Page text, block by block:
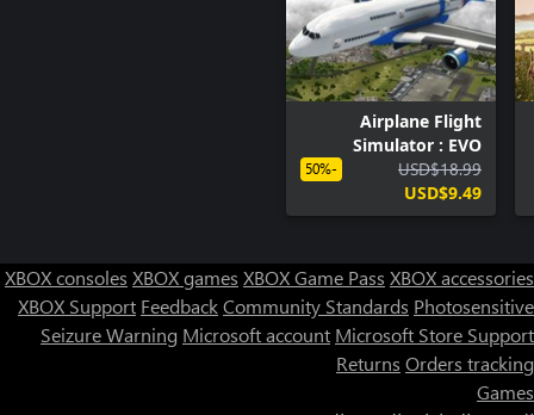
Airplane Flight
Simulator : EVO
USD$18.99
USD$9.49
-50%
XBOX consoles XBOX games XBOX Game Pass XBOX accessories
XBOX Support FeedbackCommunity Standards Photosensitive
Seizure Warning Microsoft account Microsoft Store Support
Returns Orders tracking
Games